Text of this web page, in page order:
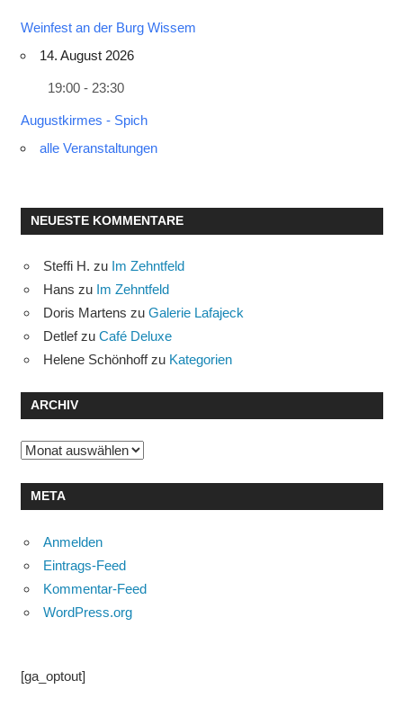
Weinfest an der Burg Wissem
14. August 2026
19:00 - 23:30
Augustkirmes - Spich
alle Veranstaltungen
NEUESTE KOMMENTARE
Steffi H. zu Im Zehntfeld
Hans zu Im Zehntfeld
Doris Martens zu Galerie Lafajeck
Detlefzu Café Deluxe
Helene Schönhoffzu Kategorien
ARCHIV
Archiv
META
Anmelden
Eintrags-Feed
Kommentar-Feed
WordPress.org
[ga_optout]